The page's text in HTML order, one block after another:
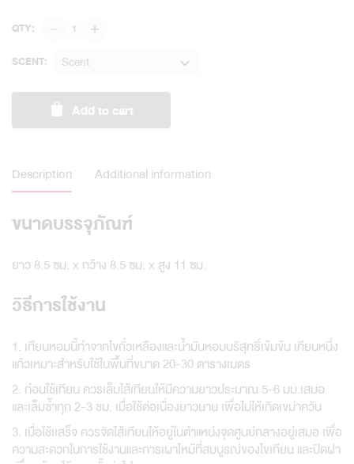
QTY: Aromatic
Candle
Bazaar
quantity
SCENT: Scent
Add to cart
Description Additional information
ขนาดบรรจุภัณฑ์
ยาว 8.5 ซม. x กว้าง 8.5 ซม. x สูง 11 ซม.
วิธีการใช้งาน
1. เทียนหอมนี้ทำจากไขถั่วเหลืองและน้ำมันหอมบริสุทธิ์เข้มข้น เทียนหนึ่ง
แก้วเหมาะสำหรับใช้ในพื้นที่ขนาด 20-30 ตารางเมตร
2. ก่อนใช้เทียน ควรเล็มไส้เทียนให้มีความยาวประมาณ 5-6 มม.เสมอ
และเล็มซ้ำทุก 2-3 ชม. เมื่อใช้ต่อเนื่องยาวนาน เพื่อไม่ให้เกิดเขม่าควัน
3. เมื่อใช้เเสร็จ ควรจัดไส้เทียนให้อยู่ในตำแหน่งจุดศูนย์กลางอยู่เสมอ เพื่อ
ความสะดวกในการใช้งานและการเผาไหม้ที่สมบูรณ์ของไขเทียน และปิดฝา